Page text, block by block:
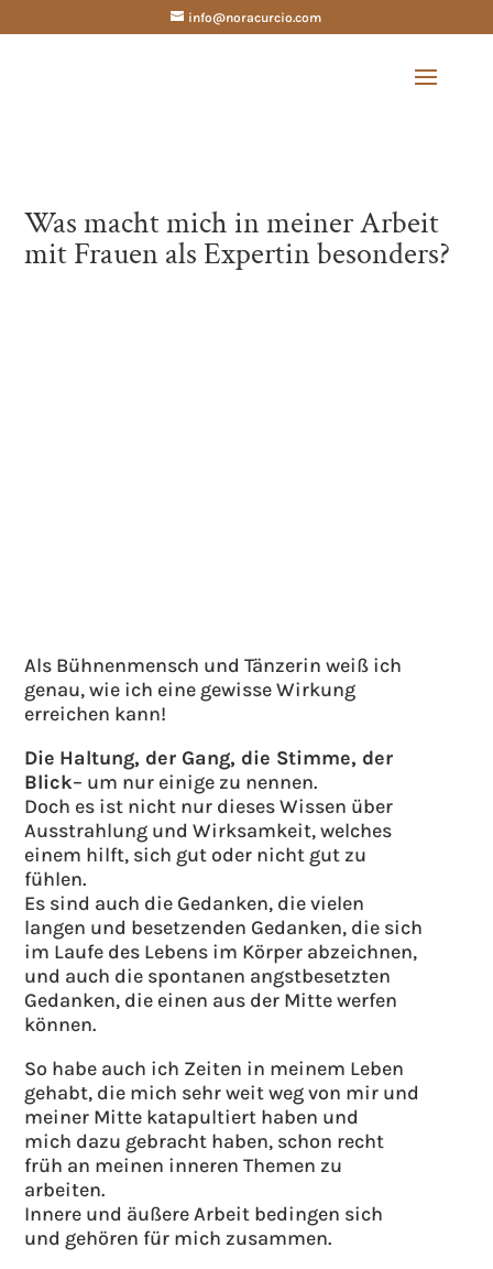
info@noracurcio.com
Was macht mich in meiner Arbeit
mit Frauen als Expertin besonders?
Als Bühnenmensch und Tänzerin weiß ich
genau, wie ich eine gewisse Wirkung
erreichen kann!
Die Haltung, der Gang, die Stimme, der
Blick– um nur einige zu nennen.
Doch es ist nicht nur dieses Wissen über
Ausstrahlung und Wirksamkeit, welches
einem hilft, sich gut oder nicht gut zu
fühlen.
Es sind auch die Gedanken, die vielen
langen und besetzenden Gedanken, die sich
im Laufe des Lebens im Körper abzeichnen,
und auch die spontanen angstbesetzten
Gedanken, die einen aus der Mitte werfen
können.
So habe auch ich Zeiten in meinem Leben
gehabt, die mich sehr weit weg von mir und
meiner Mitte katapultiert haben und
mich dazu gebracht haben, schon recht
früh an meinen inneren Themen zu
arbeiten.
Innere und äußere Arbeit bedingen sich
und gehören für mich zusammen.